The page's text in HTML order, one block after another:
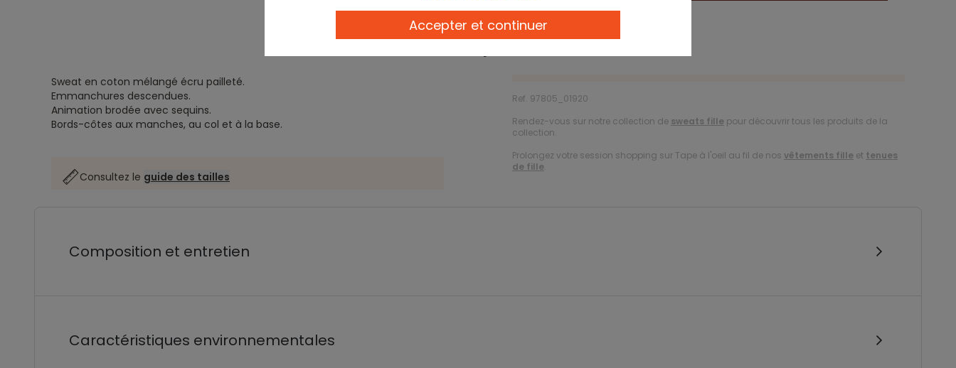
Description
Sweat en coton mélangé écru pailleté.
Emmanchures descendues.
Animation brodée avec sequins.
Bords-côtes aux manches, au col et à la base.
Consultez le guide des tailles
Ref. 97805_01920
Rendez-vous sur notre collection de sweats fille pour découvrir tous les produits de la
collection.
Prolongez votre session shopping sur Tape à l'oeil au fil de nos vêtements fille et tenues
de fille.
Composition et entretien
Caractéristiques environnementales
Accepter et continuer